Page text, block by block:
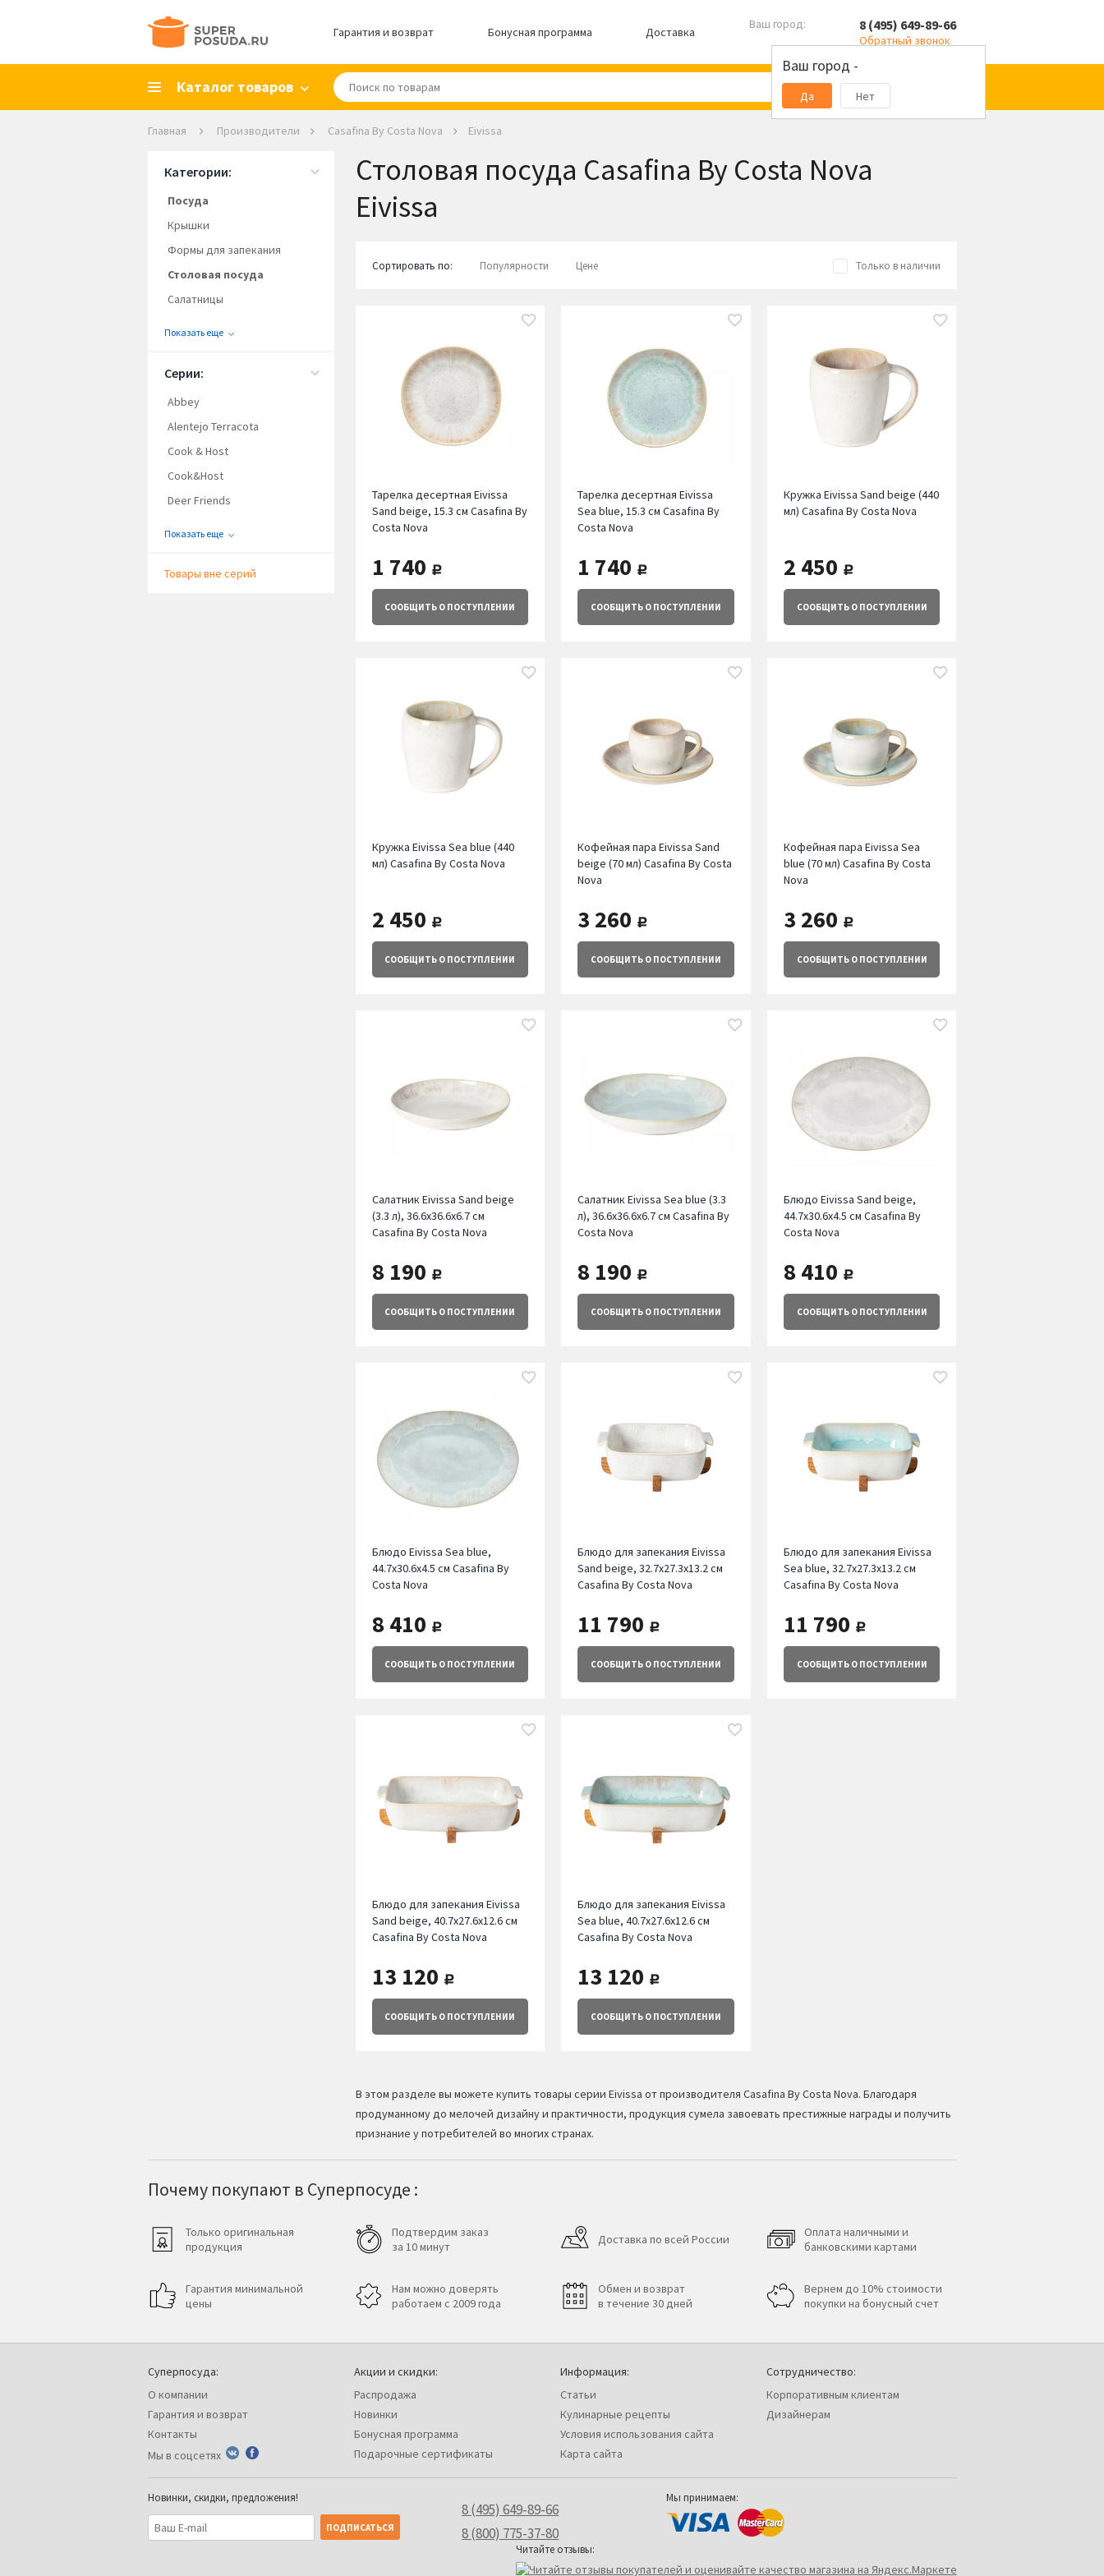
Гарантия и возврат Бонусная программа Доставка
Ваш город:
Ваш город -
Да Нет
8 (495) 649-89-66
Обратный звонок
Каталог товаров
Главная Производители Casafina By Costa Nova Eivissa
Столовая посуда Casafina By Costa Nova
Eivissa
Сортировать по: Популярности Цене Только в наличии
Тарелка десертная Eivissa
Sand beige, 15.3 см Casafina By
Costa Nova
1 740 руб.
СООБЩИТЬ О ПОСТУПЛЕНИИ
Тарелка десертная Eivissa
Sea blue, 15.3 см Casafina By
Costa Nova
1 740 руб.
СООБЩИТЬО ПОСТУПЛЕНИИ
Кружка Eivissa Sand beige (440
мл) Casafina By Costa Nova
2 450 руб.
СООБЩИТЬО ПОСТУПЛЕНИИ
Кружка Eivissa Sea blue (440
мл) Casafina By Costa Nova
2 450 руб.
СООБЩИТЬ О ПОСТУПЛЕНИИ
Кофейная пара Eivissa Sand
beige (70 мл) Casafina By Costa
Nova
3 260 руб.
СООБЩИТЬО ПОСТУПЛЕНИИ
Кофейная пара Eivissa Sea
blue (70 мл) Casafina By Costa
Nova
3 260 руб.
СООБЩИТЬО ПОСТУПЛЕНИИ
Салатник Eivissa Sand beige
(3.3 л), 36.6х36.6х6.7 см
Casafina By Costa Nova
8 190 руб.
СООБЩИТЬ О ПОСТУПЛЕНИИ
Салатник Eivissa Sea blue (3.3
л), 36.6х36.6х6.7 см Casafina By
Costa Nova
8 190 руб.
СООБЩИТЬО ПОСТУПЛЕНИИ
Блюдо Eivissa Sand beige,
44.7х30.6х4.5 см Casafina By
Costa Nova
8 410 руб.
СООБЩИТЬО ПОСТУПЛЕНИИ
Блюдо Eivissa Sea blue,
44.7х30.6х4.5 см Casafina By
Costa Nova
8 410 руб.
СООБЩИТЬ О ПОСТУПЛЕНИИ
Блюдо для запекания Eivissa
Sand beige, 32.7х27.3х13.2 см
Casafina By Costa Nova
11 790 руб.
СООБЩИТЬО ПОСТУПЛЕНИИ
Блюдо для запекания Eivissa
Sea blue, 32.7х27.3х13.2 см
Casafina By Costa Nova
11 790 руб.
СООБЩИТЬО ПОСТУПЛЕНИИ
Блюдо для запекания Eivissa
Sand beige, 40.7х27.6х12.6 см
Casafina By Costa Nova
13 120 руб.
СООБЩИТЬ О ПОСТУПЛЕНИИ
Блюдо для запекания Eivissa
Sea blue, 40.7х27.6х12.6 см
Casafina By Costa Nova
13 120 руб.
СООБЩИТЬО ПОСТУПЛЕНИИ
В этом разделе вы можете купить товары серии Eivissa от производителя Casafina By Costa Nova. Благодаря
продуманному до мелочей дизайну и практичности, продукция сумела завоевать престижные награды и получить
признание у потребителей во многих странах.
Категории:
Посуда
Крышки
Формы для запекания
Столовая посуда
Салатницы
Показать еще
Серии:
Abbey
Alentejo Terracota
Cook & Host
Cook&Host
Deer Friends
Показать еще
Товары вне серий
Почему покупают в Суперпосуде :
Только оригинальная
продукция
Гарантия минимальной
цены
Подтвердим заказ
за 10 минут
Нам можно доверять
работаем с 2009 года
Доставка по всей России
Обмен и возврат
в течение 30 дней
Оплата наличными и
банковскими картами
Вернем до 10% стоимости
покупки на бонусный счет
Суперпосуда:
О компании
Гарантия и возврат
Контакты
Мы в соцсетях
Акции и скидки:
Распродажа
Новинки
Бонусная программа
Подарочные сертификаты
Информация:
Статьи
Кулинарные рецепты
Условия использования сайта
Карта сайта
Сотрудничество:
Корпоративным клиентам
Дизайнерам
Новинки, скидки, предложения!
8 (495) 649-89-66
8 (800) 775-37-80
Мы принимаем:
Читайте отзывы: